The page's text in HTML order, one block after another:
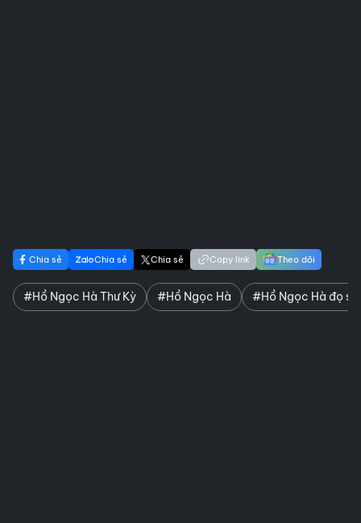
Chia sẻ Chia sẻ Chia sẻ Copy link Theo dõi
#Hồ Ngọc Hà Thư Kỳ #Hồ Ngọc Hà #Hồ Ngọc Hà đọ